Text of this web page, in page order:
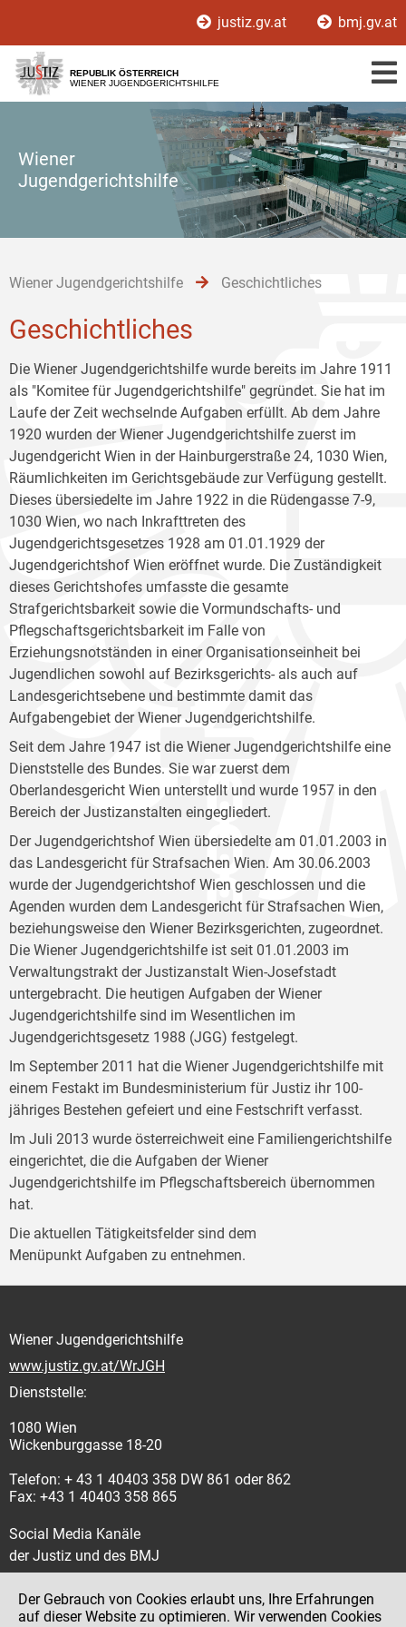
[1]
[2]
[3]
justiz.gv.at bmj.gv.at
REPUBLIK ÖSTERREICH
WIENER JUGENDGERICHTSHILFE
Wiener
Jugendgerichtshilfe
Wiener Jugendgerichtshilfe Geschichtliches
Geschichtliches
Die Wiener Jugendgerichtshilfe wurde bereits im Jahre 1911
als "Komitee für Jugendgerichtshilfe" gegründet. Sie hat im
Laufe der Zeit wechselnde Aufgaben erfüllt. Ab dem Jahre
1920 wurden der Wiener Jugendgerichtshilfe zuerst im
Jugendgericht Wien in der Hainburgerstraße 24, 1030 Wien,
Räumlichkeiten im Gerichtsgebäude zur Verfügung gestellt.
Dieses übersiedelte im Jahre 1922 in die Rüdengasse 7-9,
1030 Wien, wo nach Inkrafttreten des
Jugendgerichtsgesetzes 1928 am 01.01.1929 der
Jugendgerichtshof Wien eröffnet wurde. Die Zuständigkeit
dieses Gerichtshofes umfasste die gesamte
Strafgerichtsbarkeit sowie die Vormundschafts- und
Pflegschaftsgerichtsbarkeit im Falle von
Erziehungsnotständen in einer Organisationseinheit bei
Jugendlichen sowohl auf Bezirksgerichts- als auch auf
Landesgerichtsebene und bestimmte damit das
Aufgabengebiet der Wiener Jugendgerichtshilfe.
Seit dem Jahre 1947 ist die Wiener Jugendgerichtshilfe eine
Dienststelle des Bundes. Sie war zuerst dem
Oberlandesgericht Wien unterstellt und wurde 1957 in den
Bereich der Justizanstalten eingegliedert.
Der Jugendgerichtshof Wien übersiedelte am 01.01.2003 in
das Landesgericht für Strafsachen Wien. Am 30.06.2003
wurde der Jugendgerichtshof Wien geschlossen und die
Agenden wurden dem Landesgericht für Strafsachen Wien,
beziehungsweise den Wiener Bezirksgerichten, zugeordnet.
Die Wiener Jugendgerichtshilfe ist seit 01.01.2003 im
Verwaltungstrakt der Justizanstalt Wien-Josefstadt
untergebracht. Die heutigen Aufgaben der Wiener
Jugendgerichtshilfe sind im Wesentlichen im
Jugendgerichtsgesetz 1988 (JGG) festgelegt.
Im September 2011 hat die Wiener Jugendgerichtshilfe mit
einem Festakt im Bundesministerium für Justiz ihr 100-
jähriges Bestehen gefeiert und eine Festschrift verfasst.
Im Juli 2013 wurde österreichweit eine Familiengerichtshilfe
eingerichtet, die die Aufgaben der Wiener
Jugendgerichtshilfe im Pflegschaftsbereich übernommen
hat.
Die aktuellen Tätigkeitsfelder sind dem
Menüpunkt Aufgaben zu entnehmen.
Wiener Jugendgerichtshilfe
www.justiz.gv.at/WrJGH
Dienststelle:
1080 Wien
Wickenburggasse 18-20
Telefon: + 43 1 40403 358 DW 861 oder 862
Fax: +43 1 40403 358 865
Social Media Kanäle
der Justiz und des BMJ
Der Gebrauch von Cookies erlaubt uns, Ihre Erfahrungen
auf dieser Website zu optimieren. Wir verwenden Cookies